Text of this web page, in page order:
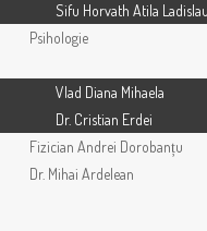
Astăzi se trece
fundamental în
adresează pentru
anume că acesta,
numai un specialist
prescrierea unei
Sifu Horvath Atila Ladislau
Psihologie
Vlad Diana Mihaela
Dr. Cristian Erdei
Fizician Andrei Dorobanțu
Dr. Mihai Ardelean